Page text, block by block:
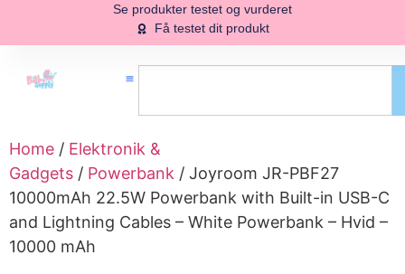
Se produkter testet og vurderet
Få testet dit produkt
Home / Elektronik &
Gadgets / Powerbank / Joyroom JR-PBF27
10000mAh 22.5W Powerbank with Built-in USB-C
and Lightning Cables – White Powerbank – Hvid –
10000 mAh